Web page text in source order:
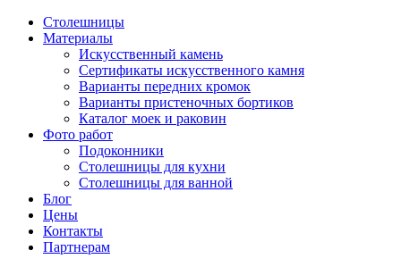
Столешницы
Материалы
Искусственный камень
Сертификаты искусственного камня
Варианты передних кромок
Варианты пристеночных бортиков
Каталог моек и раковин
Фото работ
Подоконники
Столешницы для кухни
Столешницы для ванной
Блог
Цены
Контакты
Партнерам